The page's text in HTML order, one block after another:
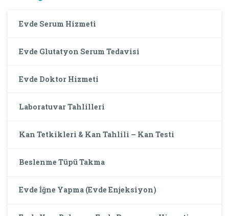
Evde Serum Hizmeti
Evde Glutatyon Serum Tedavisi
Evde Doktor Hizmeti
Laboratuvar Tahlilleri
Kan Tetkikleri & Kan Tahlili – Kan Testi
Beslenme Tüpü Takma
Evde İğne Yapma (Evde Enjeksiyon)